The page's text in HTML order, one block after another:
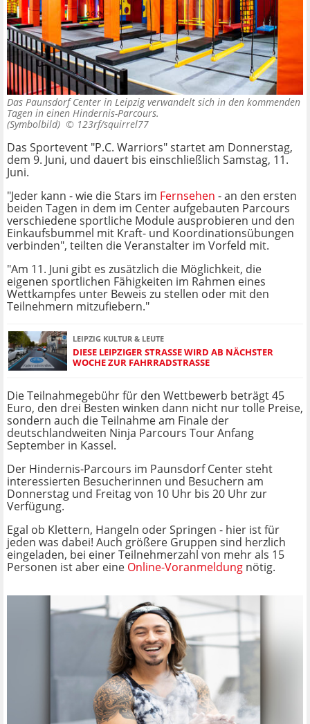
Das Paunsdorf Center in Leipzig verwandelt sich in den kommenden
Tagen in einen Hindernis-Parcours.
(Symbolbild) © 123rf/squirrel77
Das Sportevent "P.C. Warriors" startet am Donnerstag,
dem 9. Juni, und dauert bis einschließlich Samstag, 11.
Juni.
"Jeder kann - wie die Stars im Fernsehen - an den ersten
beiden Tagen in dem im Center aufgebauten Parcours
verschiedene sportliche Module ausprobieren und den
Einkaufsbummel mit Kraft- und Koordinationsübungen
verbinden", teilten die Veranstalter im Vorfeld mit.
"Am 11. Juni gibt es zusätzlich die Möglichkeit, die
eigenen sportlichen Fähigkeiten im Rahmen eines
Wettkampfes unter Beweis zu stellen oder mit den
Teilnehmern mitzufiebern."
LEIPZIG KULTUR & LEUTE
DIESE LEIPZIGER STRASSE WIRD AB NÄCHSTER W
OCHE ZUR FAHRRADSTRASSE
Die Teilnahmegebühr für den Wettbewerb beträgt 45
Euro, den drei Besten winken dann nicht nur tolle Preise,
sondern auch die Teilnahme am Finale der
deutschlandweiten Ninja Parcours Tour Anfang
September in Kassel.
Der Hindernis-Parcours im Paunsdorf Center steht
interessierten Besucherinnen und Besuchern am
Donnerstag und Freitag von 10 Uhr bis 20 Uhr zur
Verfügung.
Egal ob Klettern, Hangeln oder Springen - hier ist für
jeden was dabei! Auch größere Gruppen sind herzlich
eingeladen, bei einer Teilnehmerzahl von mehr als 15
Personen ist aber eine Online-Voranmeldung nötig.